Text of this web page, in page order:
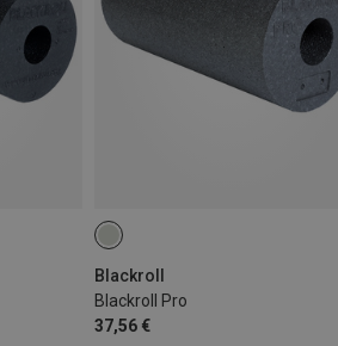
Blackroll
Blackroll Pro
37,56 €